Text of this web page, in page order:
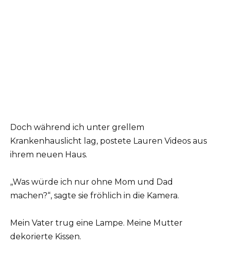
Doch während ich unter grellem
Krankenhauslicht lag, postete Lauren Videos aus
ihrem neuen Haus.
„Was würde ich nur ohne Mom und Dad
machen?“, sagte sie fröhlich in die Kamera.
Mein Vater trug eine Lampe. Meine Mutter
dekorierte Kissen.